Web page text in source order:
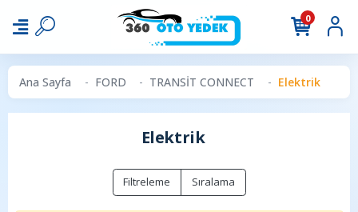
0
Ana Sayfa FORD TRANSİT CONNECT Elektrik
Elektrik
Filtreleme Sıralama